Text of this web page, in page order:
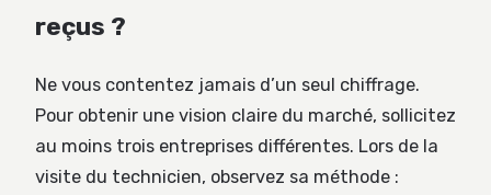
reçus ?
Ne vous contentez jamais d’un seul chiffrage.
Pour obtenir une vision claire du marché, sollicitez
au moins trois entreprises différentes. Lors de la
visite du technicien, observez sa méthode :